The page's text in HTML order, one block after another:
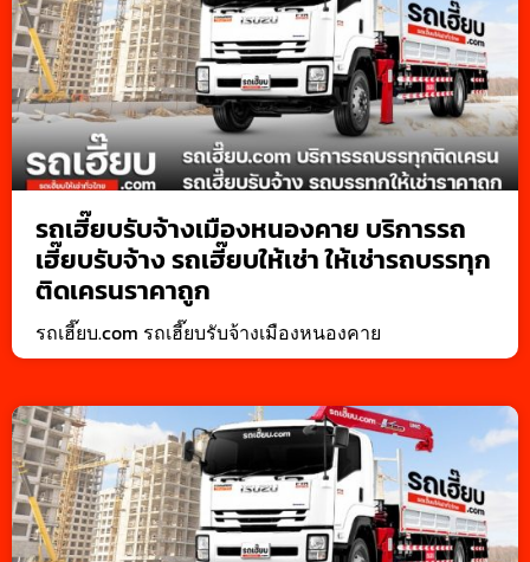
รถเฮี๊ยบรับจ้างเมืองหนองคาย บริการรถ
เฮี๊ยบรับจ้าง รถเฮี๊ยบให้เช่า ให้เช่ารถบรรทุก
ติดเครนราคาถูก
รถเฮี๊ยบ.com รถเฮี๊ยบรับจ้างเมืองหนองคาย